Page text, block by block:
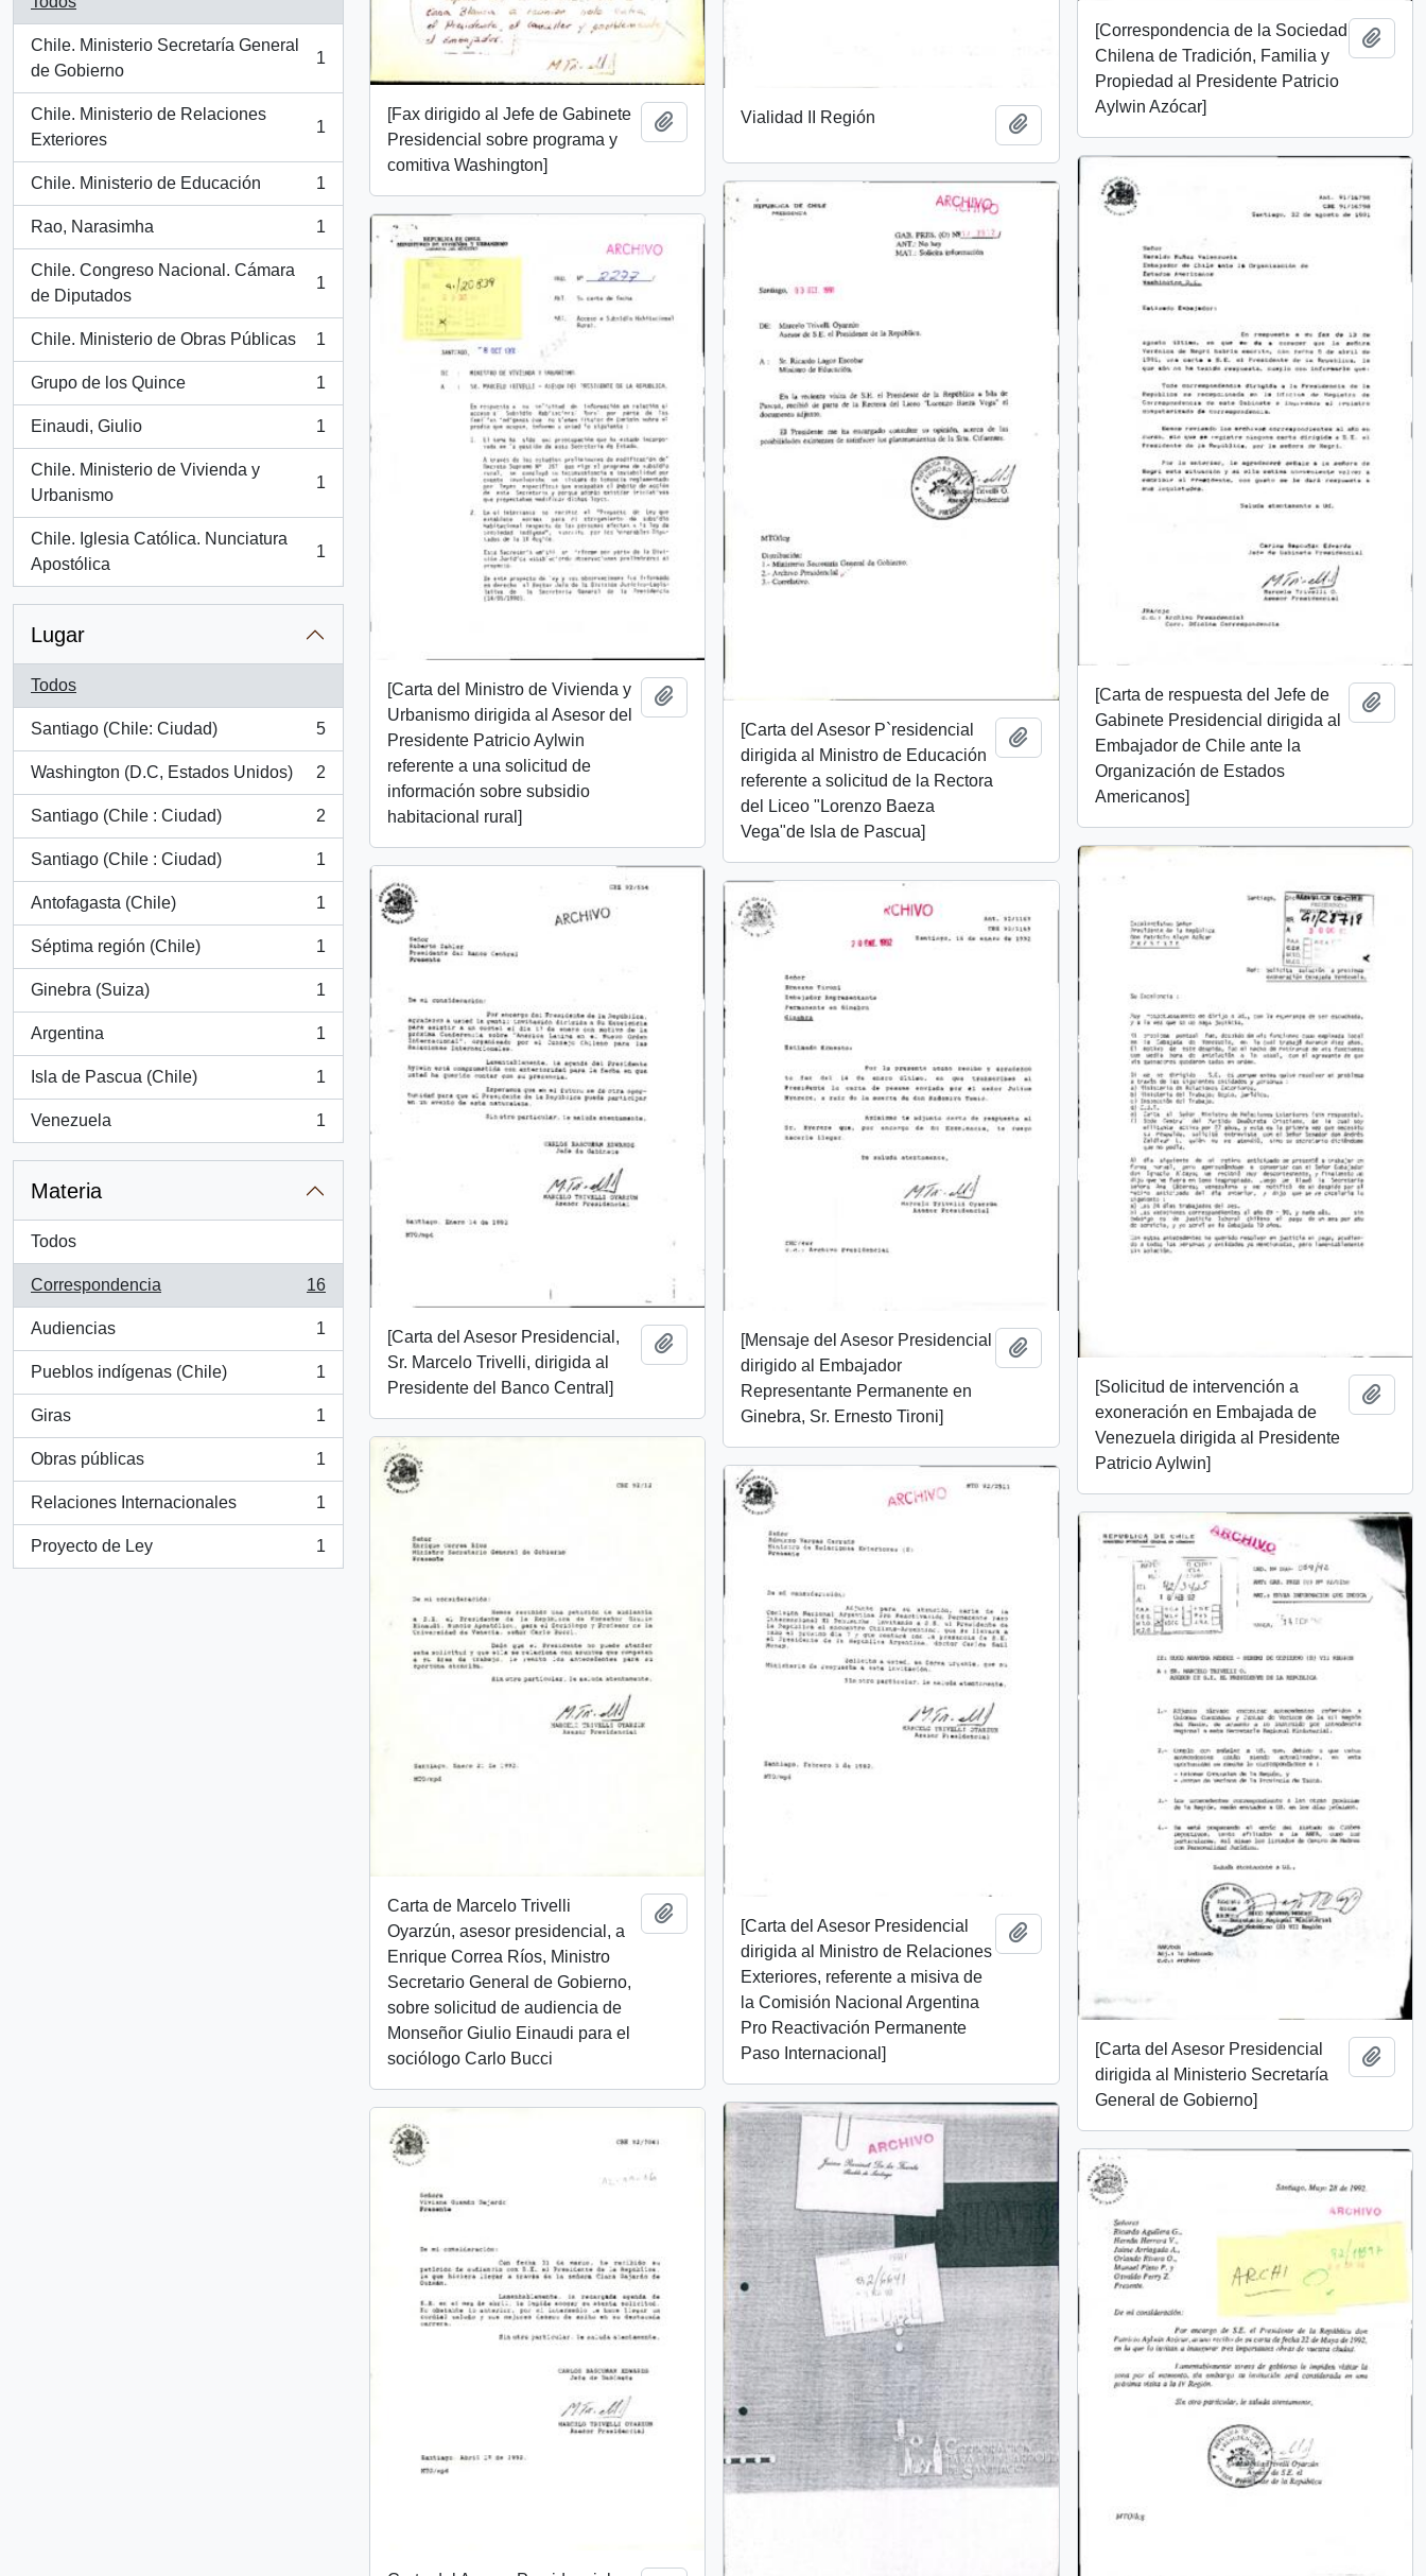
Chile. Ministerio Secretaría General
de Gobierno
, 1 resultados
1
Chile. Ministerio de Relaciones
Exteriores
, 1 resultados
1
Chile. Ministerio de Educación
, 1 resultados
1
Rao, Narasimha
, 1 resultados
1
Chile. Congreso Nacional. Cámara
de Diputados
, 1 resultados
1
Chile. Ministerio de Obras Públicas
, 1 resultados
1
Grupo de los Quince
, 1 resultados
1
Einaudi, Giulio
, 1 resultados
1
Chile. Ministerio de Vivienda y
Urbanismo
, 1 resultados
1
Chile. Iglesia Católica. Nunciatura
Apostólica
, 1 resultados
1
Lugar
Todos
Santiago (Chile: Ciudad)
, 5 resultados
5
Washington (D.C, Estados Unidos)
, 2 resultados
2
Santiago (Chile : Ciudad)
, 2 resultados
2
Santiago (Chile : Ciudad)
, 1 resultados
1
Antofagasta (Chile)
, 1 resultados
1
Séptima región (Chile)
, 1 resultados
1
Ginebra (Suiza)
, 1 resultados
1
Argentina
, 1 resultados
1
Isla de Pascua (Chile)
, 1 resultados
1
Venezuela
, 1 resultados
1
Materia
Todos
Correspondencia
, 16 resultados
16
Audiencias
, 1 resultados
1
Pueblos indígenas (Chile)
, 1 resultados
1
Giras
, 1 resultados
1
Obras públicas
, 1 resultados
1
Relaciones Internacionales
, 1 resultados
1
Proyecto de Ley
, 1 resultados
1
[Fax dirigido al Jefe de Gabinete
Presidencial sobre programa y
comitiva Washington]
Añadir al portapapeles
Vialidad II Región Añadir al portapapeles
[Correspondencia de la Sociedad
Chilena de Tradición, Familia y
Propiedad al Presidente Patricio
Aylwin Azócar]
[Carta de respuesta del Jefe de
Gabinete Presidencial dirigida al
Embajador de Chile ante la
Organización de Estados
Americanos]
[Carta del Asesor P`residencial
dirigida al Ministro de Educación
referente a solicitud de la Rectora
del Liceo "Lorenzo Baeza
Vega"de Isla de Pascua]
Añadir al portapapeles
[Carta del Ministro de Vivienda y
Urbanismo dirigida al Asesor del
Presidente Patricio Aylwin
referente a una solicitud de
información sobre subsidio
habitacional rural]
Añadir al portapapeles
[Solicitud de intervención a
exoneración en Embajada de
Venezuela dirigida al Presidente
Patricio Aylwin]
[Carta del Asesor Presidencial,
Sr. Marcelo Trivelli, dirigida al
Presidente del Banco Central]
Añadir al portapapeles
[Mensaje del Asesor Presidencial
dirigido al Embajador
Representante Permanente en
Ginebra, Sr. Ernesto Tironi]
Añadir al portapapeles
Carta de Marcelo Trivelli
Oyarzún, asesor presidencial, a
Enrique Correa Ríos, Ministro
Secretario General de Gobierno,
sobre solicitud de audiencia de
Monseñor Giulio Einaudi para el
sociólogo Carlo Bucci
[Carta del Asesor Presidencial
dirigida al Ministro de Relaciones
Exteriores, referente a misiva de
la Comisión Nacional Argentina
Pro Reactivación Permanente
Paso Internacional]
Añadir al portapapeles
[Carta del Asesor Presidencial
dirigida al Ministerio Secretaría
General de Gobierno]